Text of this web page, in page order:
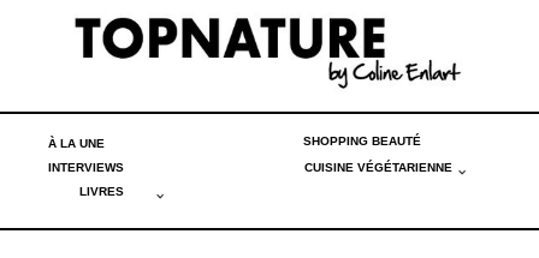
À LA UNE SHOPPING BEAUTÉ
INTERVIEWS
CUISINE VÉGÉTARIENNE
LIVRES